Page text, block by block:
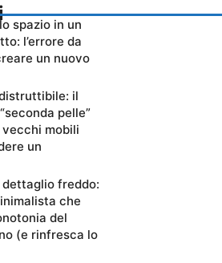
spazio in un
l’errore da
un nuovo
il
pelle”
mobili
un
freddo:
che
del
(e rinfresca lo